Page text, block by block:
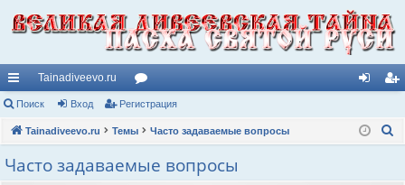
с
ы
лк
Tainadiveevo.ru
ор
ум д ис
Поиск Вход Регистрация
Tainadiveevo.ru Темы Часто задаваемые вопросы
Часто задаваемые вопросы